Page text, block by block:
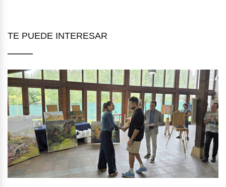
TE PUEDE INTERESAR